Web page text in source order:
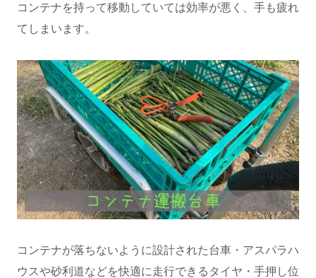
コンテナを持って移動していては効率が悪く、手も疲れ
てしまいます。
コンテナが落ちないように設計された台車・アスパラハ
ウスや砂利道などを快適に走行できるタイヤ・手押し位